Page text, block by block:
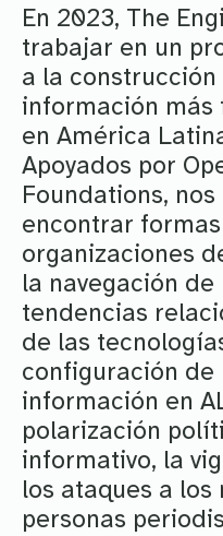
En 2023, The
trabajar en un
a la
información más
en América
Apoyados por
Foundations,
encontrar
organizaciones
la navegación
tendencias
de las
configuración de
información en
polarización
informativo, la
los ataques a los
personas